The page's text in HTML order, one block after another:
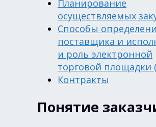
Планирование
осуществляемых
Способы
поставщика и
и роль электронной
торговой площадки
Контракты
Понятие